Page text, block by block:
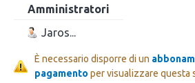
Amministratori
Jaros...
È necessario disporre di un
pagamento per visualizzare questa